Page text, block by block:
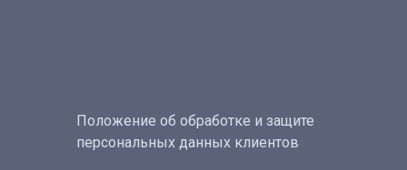
Положение об обработке и защите
персональных данных клиентов